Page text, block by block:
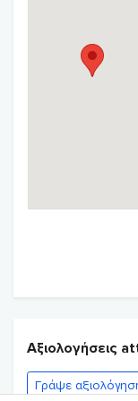
τα στο καλάθι
τα στοιχεία σου.
πιστωτική/
χάσεις χρόνο και
Αξιολογήσεις
Γράψε